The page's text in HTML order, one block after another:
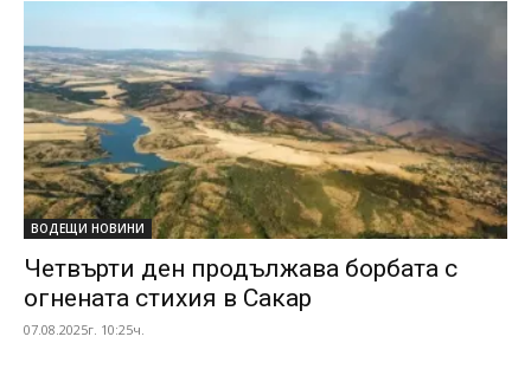
ВОДЕЩИ НОВИНИ
Четвърти ден продължава борбата с
огнената стихия в Сакар
07.08.2025г. 10:25ч.